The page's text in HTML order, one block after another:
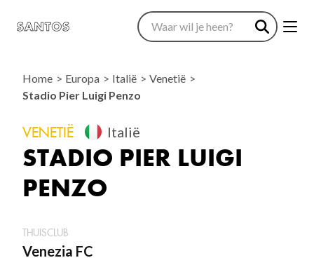
Home Europa Italië
Venetië
Stadio Pier Luigi Penzo
VENETIË Italië
STADIO PIER LUIGI
PENZO
THUISCLUB
Venezia FC